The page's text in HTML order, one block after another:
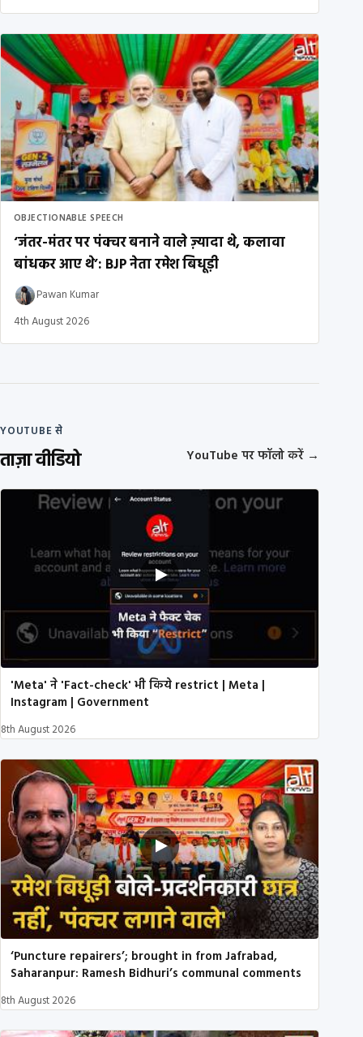
OBJECTIONABLE SPEECH
‘जंतर-मंतर पर पंक्चर बनाने वाले ज़्यादा थे, कलावा
बांधकर आए थे’: BJP नेता रमेश बिधूड़ी
Pawan Kumar
4th August 2026
YOUTUBE से
ताज़ा वीडियो YouTube पर फॉलो करें →
'Meta' ने 'Fact-check' भी किये restrict | Meta |
Instagram | Government
8th August 2026
‘Puncture repairers’; brought in from Jafrabad,
Saharanpur: Ramesh Bidhuri’s communal comments
8th August 2026